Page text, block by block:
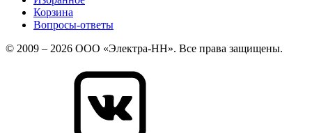
Корзина
Вопросы-ответы
© 2009 – 2026 ООО «Электра-НН». Все права защищены.